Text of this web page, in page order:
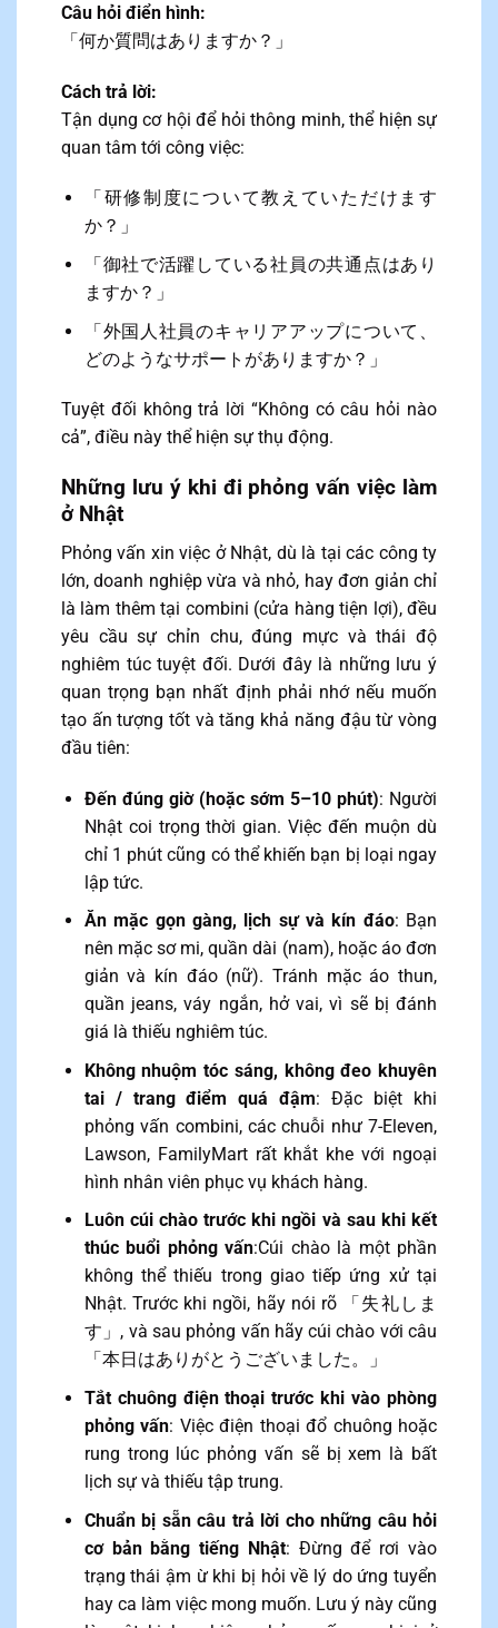
Câu hỏi điển hình:
「何か質問はありますか？」
Cách trả lời:
Tận dụng cơ hội để hỏi thông minh, thể hiện sự
quan tâm tới công việc:
「研修制度について教えていただけます
か？」
「御社で活躍している社員の共通点はあり
ますか？」
「外国人社員のキャリアアップについて、
どのようなサポートがありますか？」
Tuyệt đối không trả lời “Không có câu hỏi nào
cả”, điều này thể hiện sự thụ động.
Những lưu ý khi đi phỏng vấn việc làm
ở Nhật
Phỏng vấn xin việc ở Nhật, dù là tại các công ty
lớn, doanh nghiệp vừa và nhỏ, hay đơn giản chỉ
là làm thêm tại combini (cửa hàng tiện lợi), đều
yêu cầu sự chỉn chu, đúng mực và thái độ
nghiêm túc tuyệt đối. Dưới đây là những lưu ý
quan trọng bạn nhất định phải nhớ nếu muốn
tạo ấn tượng tốt và tăng khả năng đậu từ vòng
đầu tiên:
Đến đúng giờ (hoặc sớm 5–10 phút): Người
Nhật coi trọng thời gian. Việc đến muộn dù
chỉ 1 phút cũng có thể khiến bạn bị loại ngay
lập tức.
Ăn mặc gọn gàng, lịch sự và kín đáo: Bạn
nên mặc sơ mi, quần dài (nam), hoặc áo đơn
giản và kín đáo (nữ). Tránh mặc áo thun,
quần jeans, váy ngắn, hở vai, vì sẽ bị đánh
giá là thiếu nghiêm túc.
Không nhuộm tóc sáng, không đeo khuyên
tai / trang điểm quá đậm: Đặc biệt khi
phỏng vấn combini, các chuỗi như 7-Eleven,
Lawson, FamilyMart rất khắt khe với ngoại
hình nhân viên phục vụ khách hàng.
Luôn cúi chào trước khi ngồi và sau khi kết
thúc buổi phỏng vấn:Cúi chào là một phần
không thể thiếu trong giao tiếp ứng xử tại
Nhật. Trước khi ngồi, hãy nói rõ 「失礼しま
す」, và sau phỏng vấn hãy cúi chào với câu
「本日はありがとうございました。」
Tắt chuông điện thoại trước khi vào phòng
phỏng vấn: Việc điện thoại đổ chuông hoặc
rung trong lúc phỏng vấn sẽ bị xem là bất
lịch sự và thiếu tập trung.
Chuẩn bị sẵn câu trả lời cho những câu hỏi
cơ bản bằng tiếng Nhật: Đừng để rơi vào
trạng thái ậm ừ khi bị hỏi về lý do ứng tuyển
hay ca làm việc mong muốn. Lưu ý này cũng